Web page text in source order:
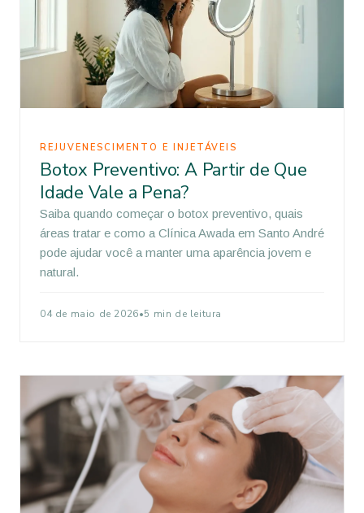
REJUVENESCIMENTO E INJETÁVEIS
Botox Preventivo: A Partir de Que
Idade Vale a Pena?
Saiba quando começar o botox preventivo, quais
áreas tratar e como a Clínica Awada em Santo André
pode ajudar você a manter uma aparência jovem e
natural.
04 de maio de 2026•5 min de leitura